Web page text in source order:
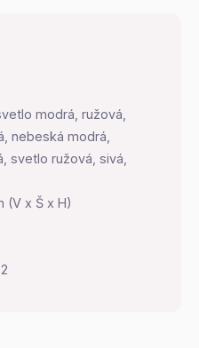
modrá, ružová,
nebeská modrá,
svetlo ružová, sivá,
(V x Š x H)